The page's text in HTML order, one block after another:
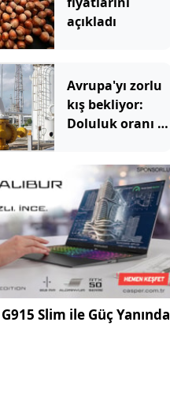
açıkladı
Avrupa'yı zorlu
kış bekliyor:
Doluluk oranı 15
düşüğünde
Slim ile Güç Yanında